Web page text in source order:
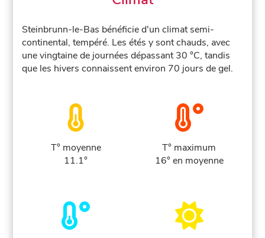
Steinbrunn-le-Bas bénéficie d'un climat semi-
continental, tempéré. Les étés y sont chauds, avec
une vingtaine de journées dépassant 30 °C, tandis
que les hivers connaissent environ 70 jours de gel.
T° moyenne
11.1°
T° maximum
16° en moyenne